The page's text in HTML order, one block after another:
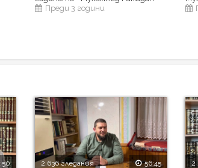
Преди 3 години
2 636 гледания 56:45 2